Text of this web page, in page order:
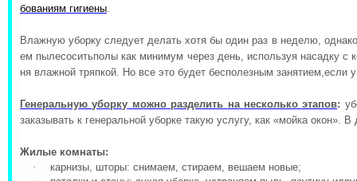
бованиям гигиены.
Влажную уборку следует делать хотя бы один раз в неделю, однако
ем пылесоситьполы как минимум через день, используя насадку с
ня влажной тряпкой. Но все это будет бесполезным занятием,если у
Генеральную уборку можно разделить на несколько этапов:
заказывать к генеральной уборке такую услугу, как «мойка окон». В
Жилые комнаты:
·
карнизы, шторы: снимаем, стираем, вешаем новые;